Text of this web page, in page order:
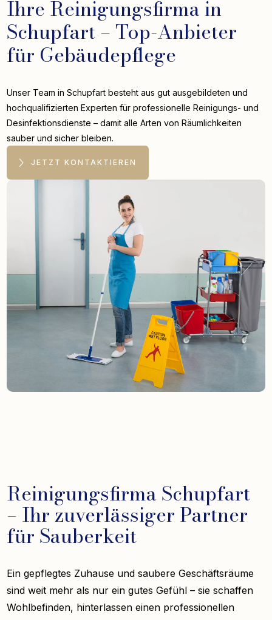
Ihre Reinigungsfirma in
Schupfart – Top-Anbieter
für Gebäudepflege
Unser Team in Schupfart besteht aus gut ausgebildeten und
hochqualifizierten Experten für professionelle Reinigungs- und
Desinfektionsdienste – damit alle Arten von Räumlichkeiten
sauber und sicher bleiben.
JETZT KONTAKTIEREN
Reinigungsfirma Schupfart
– Ihr zuverlässiger Partner
für Sauberkeit
Ein gepflegtes Zuhause und saubere Geschäftsräume
sind weit mehr als nur ein gutes Gefühl – sie schaffen
Wohlbefinden, hinterlassen einen professionellen